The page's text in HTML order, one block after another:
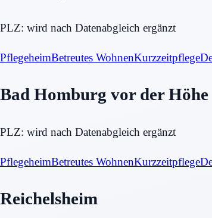
PLZ: wird nach Datenabgleich ergänzt
PflegeheimBetreutes WohnenKurzzeitpflege
Bad Homburg vor der Höhe
PLZ: wird nach Datenabgleich ergänzt
PflegeheimBetreutes WohnenKurzzeitpflege
Reichelsheim